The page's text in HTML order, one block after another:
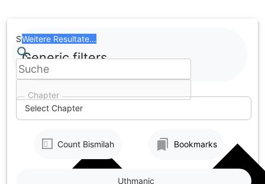
to
content
Chapter
Select Chapter
Search
Weitere Resultate...
Generic filters
Count Bismilah Bookmarks
Uthmanic